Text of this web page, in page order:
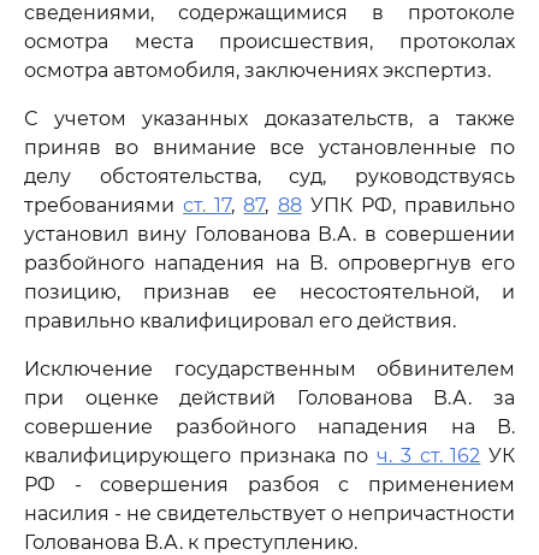
сведениями, содержащимися в протоколе
осмотра места происшествия, протоколах
осмотра автомобиля, заключениях экспертиз.
С учетом указанных доказательств, а также
приняв во внимание все установленные по
делу обстоятельства, суд, руководствуясь
требованиямист. 17,87, 88УПК РФ, правильно
установил вину Голованова В.А. в совершении
разбойного нападения на В. опровергнув его
позицию, признав ее несостоятельной, и
правильно квалифицировал его действия.
Исключение государственным обвинителем
при оценке действий Голованова В.А. за
совершение разбойного нападения на В.
квалифицирующего признака поч. 3 ст. 162 УК
РФ - совершения разбоя с применением
насилия - не свидетельствует о непричастности
Голованова В.А. к преступлению.